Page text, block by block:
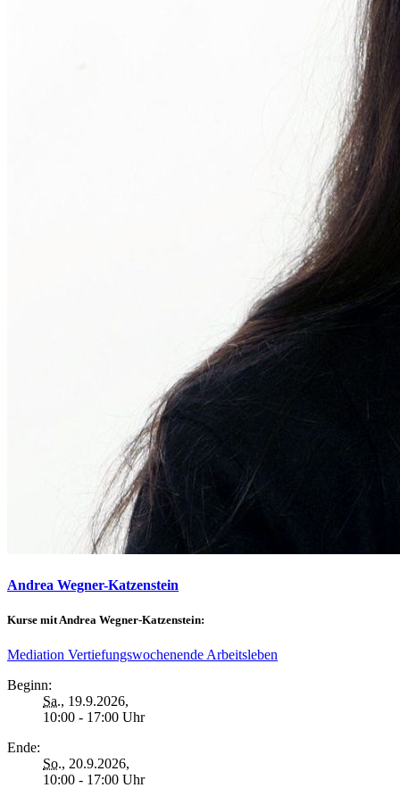
Andrea Wegner-Katzenstein
Kurse mit Andrea Wegner-Katzenstein:
Mediation Vertiefungswochenende Arbeitsleben
Beginn:
Sa., 19.9.2026,
10:00 - 17:00 Uhr
Ende:
So., 20.9.2026,
10:00 - 17:00 Uhr